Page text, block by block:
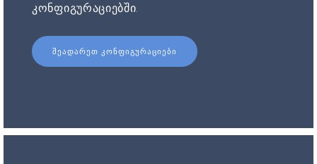
კონფიგურაციებში.
ᲨᲔᲐᲓᲐᲠᲔᲗ ᲙᲝᲜᲤᲘᲒᲣᲠᲐᲪᲘᲔᲑᲘ